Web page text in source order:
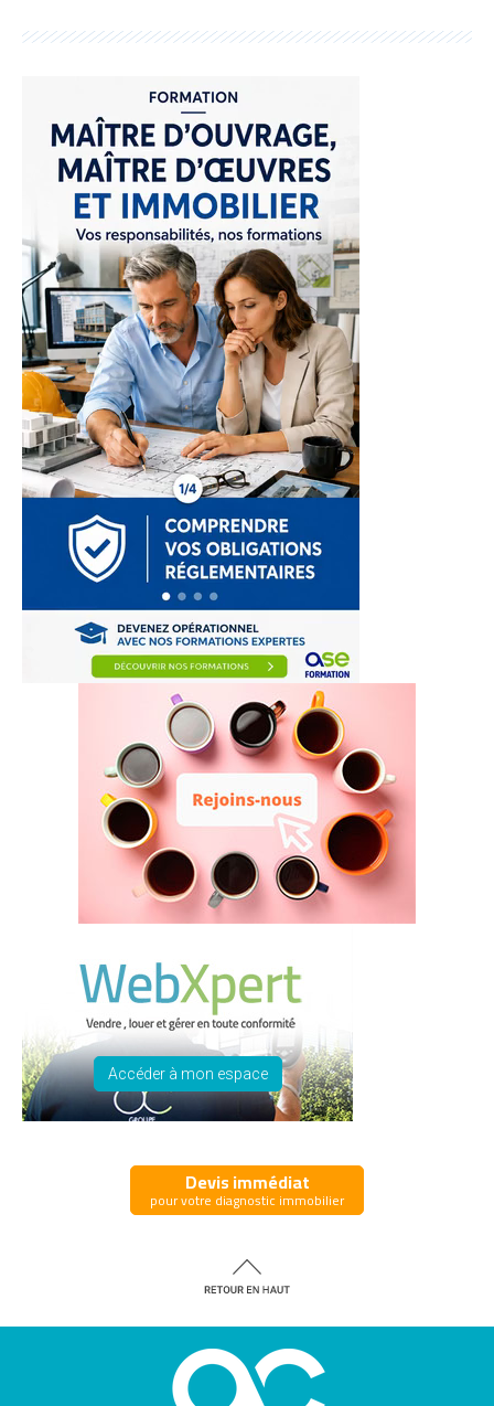
Accéder à mon espace
Devis immédiat
pour votre diagnostic immobilier